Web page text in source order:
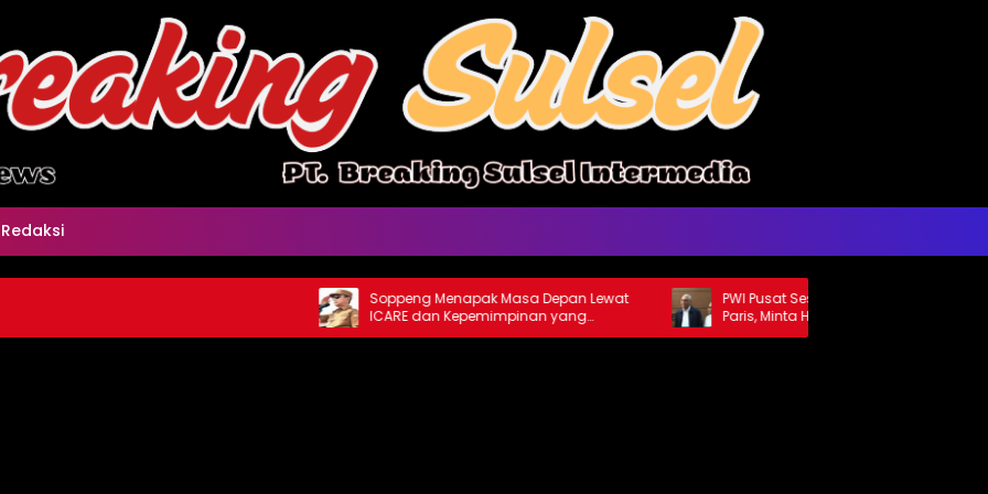
Redaksi
Soppeng Menapak Masa Depan Lewat
ICARE dan Kepemimpinan yang
Membumi
PWI Pusat Sesalkan Pernyataan Hotman
Paris, Minta Hormati Martabat Wartawan
dan Kemerdekaan Pers